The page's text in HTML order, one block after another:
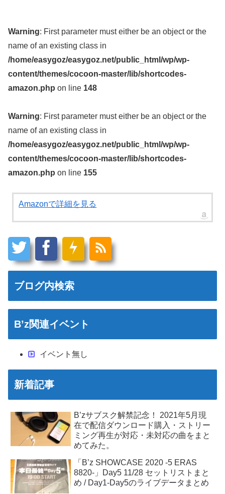
Warning: First parameter must either be an object or the
name of an existing class in
/home/easygoz/easygoz.net/public_html/wp/wp-
content/themes/cocoon-master/lib/shortcodes-
amazon.php on line 148
Warning: First parameter must either be an object or the
name of an existing class in
/home/easygoz/easygoz.net/public_html/wp/wp-
content/themes/cocoon-master/lib/shortcodes-
amazon.php on line 155
Amazonで詳細を見る
ブログ内検索
B’z関連イベント
イベント無し
新着記事
B’zサブスク解禁記念！ 2021年5月現
在で配信ダウンロード購入・ストリー
ミング再生が対応・未対応の曲をまと
めてみた。
「B’z SHOWCASE 2020 -5 ERAS
8820-」Day5 11/28 セットリストまと
め / Day1-Day5のライブデータまとめ